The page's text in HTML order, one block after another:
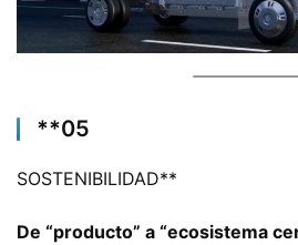
​**​05
SOSTENIBILIDAD​**​
​De “producto” a “ecosistema